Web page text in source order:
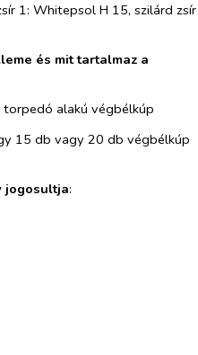
1: Whitepsol H 15, szilárd zsír
és mit tartalmaz a
torpedó alakú végbélkúp
15 db vagy 20 db végbélkúp
jogosultja: